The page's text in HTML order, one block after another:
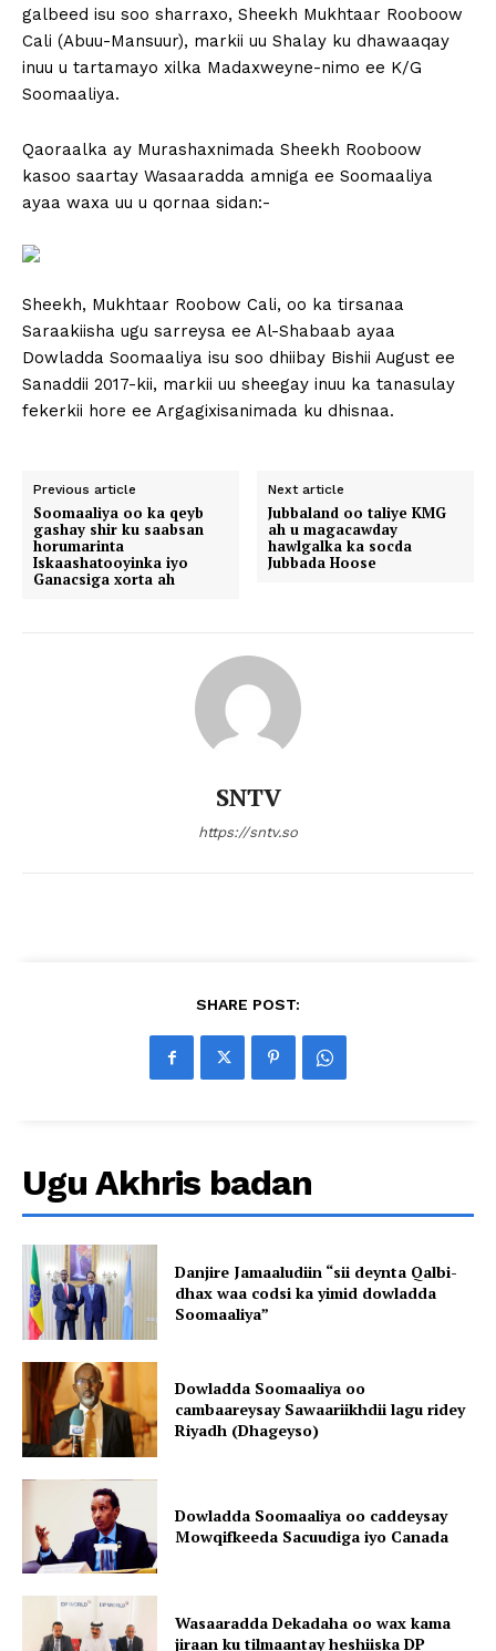
galbeed isu soo sharraxo, Sheekh Mukhtaar Rooboow
Cali (Abuu-Mansuur), markii uu Shalay ku dhawaaqay
inuu u tartamayo xilka Madaxweyne-nimo ee K/G
Soomaaliya.
Qaoraalka ay Murashaxnimada Sheekh Rooboow
kasoo saartay Wasaaradda amniga ee Soomaaliya
ayaa waxa uu u qornaa sidan:-
Sheekh, Mukhtaar Roobow Cali, oo ka tirsanaa
Saraakiisha ugu sarreysa ee Al-Shabaab ayaa
Dowladda Soomaaliya isu soo dhiibay Bishii August ee
Sanaddii 2017-kii, markii uu sheegay inuu ka tanasulay
fekerkii hore ee Argagixisanimada ku dhisnaa.
Previous article
Soomaaliya oo ka qeyb
gashay shir ku saabsan
horumarinta
Iskaashatooyinka iyo
Ganacsiga xorta ah
Next article
Jubbaland oo taliye KMG
ah u magacawday
hawlgalka ka socda
Jubbada Hoose
SNTV
https://sntv.so
SHARE POST:
Ugu Akhris badan
Danjire Jamaaludiin “sii deynta Qalbi-
dhax waa codsi ka yimid dowladda
Soomaaliya”
Dowladda Soomaaliya oo
cambaareysay Sawaariikhdii lagu ridey
Riyadh (Dhageyso)
Dowladda Soomaaliya oo caddeysay
Mowqifkeeda Sacuudiga iyo Canada
Wasaaradda Dekadaha oo wax kama
jiraan ku tilmaantay heshiiska DP